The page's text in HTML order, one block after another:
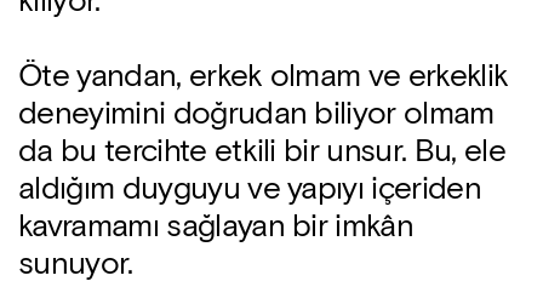
Öte yandan, erkek olmam ve erkeklik
deneyimini doğrudan biliyor olmam
da bu tercihte etkili bir unsur. Bu, ele
aldığım duyguyu ve yapıyı içeriden
kavramamı sağlayan bir imkân
sunuyor.